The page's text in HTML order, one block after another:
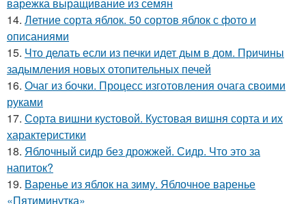
14. Летние сорта яблок. 50 сортов яблок с фото и
описаниями
15. Что делать если из печки идет дым в дом. Причины
задымления новых отопительных печей
16. Очаг из бочки. Процесс изготовления очага своими
руками
17. Сорта вишни кустовой. Кустовая вишня сорта и их
характеристики
18. Яблочный сидр без дрожжей. Сидр. Что это за
напиток?
19. Варенье из яблок на зиму. Яблочное варенье
«Пятиминутка»